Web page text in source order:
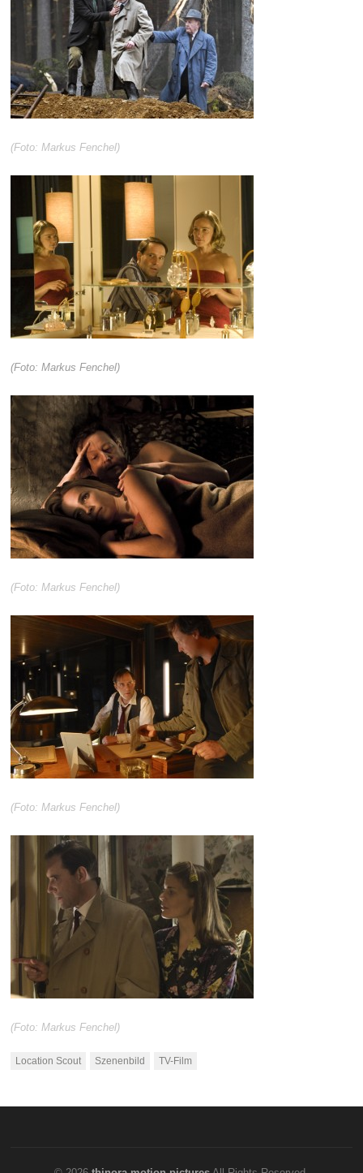
(Foto: Markus Fenchel)
(Foto: Markus Fenchel)
(Foto: Markus Fenchel)
(Foto: Markus Fenchel)
(Foto: Markus Fenchel)
Location Scout Szenenbild TV-Film